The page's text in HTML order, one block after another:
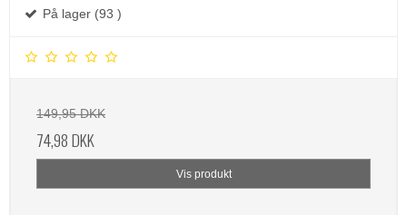
På lager (93 )
149,95 DKK
74,98 DKK
Vis produkt